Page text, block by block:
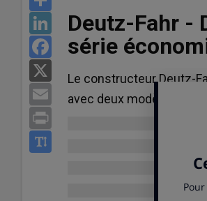
LinkedIn
Facebook
Email
Deutz-Fahr -
série
Le constructeur Deutz-
avec deux modèles